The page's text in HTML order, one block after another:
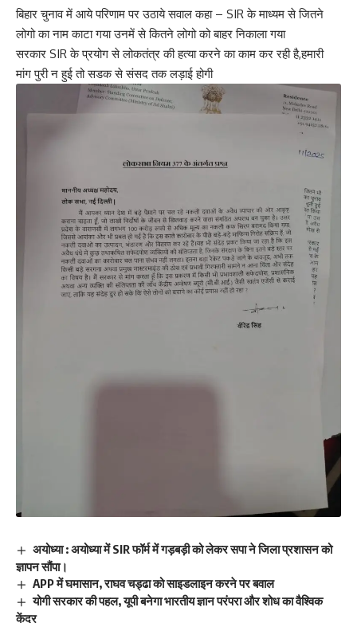
बिहार चुनाव में आये परिणाम पर उठाये सवाल कहा – SIR के माध्यम से जितने
लोगो का नाम काटा गया उनमें से कितने लोगो को बाहर निकाला गया
सरकार SIR के प्रयोग से लोकतंत्र की हत्या करने का काम कर रही है,हमारी
मांग पुरी न हुई तो सडक से संसद तक लड़ाई होगी
अयोध्या : अयोध्या में SIR फॉर्म में गड़बड़ी को लेकर सपा ने जिला प्रशासन को
ज्ञापन सौंपा।
APP में घमासान, राघव चड्ढा को साइडलाइन करने पर बवाल
योगी सरकार की पहल, यूपी बनेगा भारतीय ज्ञान परंपरा और शोध का वैश्विक
केंद्र